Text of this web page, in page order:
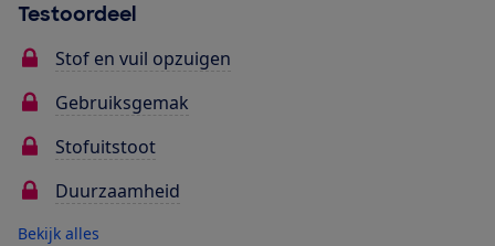
Testoordeel
Stof en vuil opzuigen
Gebruiksgemak
Stofuitstoot
Duurzaamheid
Bekijk alles